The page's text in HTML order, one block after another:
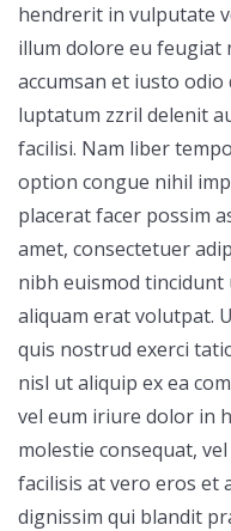
hendrerit in vulputate
illum dolore eu feugiat
accumsan et iusto
luptatum zzril delenit
facilisi. Nam liber
option congue nihil
placerat facer possim
amet, consectetuer
nibh euismod
aliquam erat volutpat.
quis nostrud exerci
nisl ut aliquip ex ea
vel eum iriure dolor in
molestie consequat,
facilisis at vero eros et
dignissim qui blandit